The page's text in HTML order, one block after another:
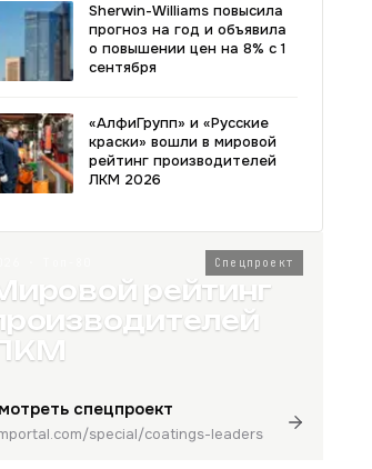
Sherwin-Williams повысила
прогноз на год и объявила
о повышении цен на 8% с 1
сентября
«АлфиГрупп» и «Русские
краски» вошли в мировой
рейтинг производителей
ЛКМ 2026
Спецпроект
рейтинг
спецпроект
special/coatings-leaders